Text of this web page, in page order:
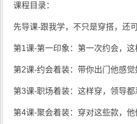
课程目录：
先导课-跟我学，不只是穿搭，还
第1课-第一印象：第一次约会，
第2课-约会着装：带你出门他感
第3课-职场着装：这样穿，领导
第4课-聚会着装：穿对这些款，